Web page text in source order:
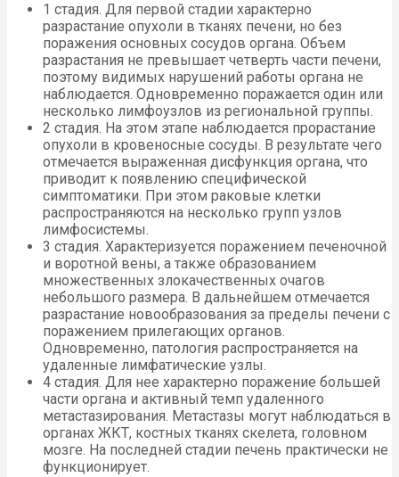
1 стадия. Для первой стадии характерно
разрастание опухоли в тканях печени, но без
поражения основных сосудов органа. Объем
разрастания не превышает четверть части печени,
поэтому видимых нарушений работы органа не
наблюдается. Одновременно поражается один или
несколько лимфоузлов из региональной группы.
2 стадия. На этом этапе наблюдается прорастание
опухоли в кровеносные сосуды. В результате чего
отмечается выраженная дисфункция органа, что
приводит к появлению специфической
симптоматики. При этом раковые клетки
распространяются на несколько групп узлов
лимфосистемы.
3 стадия. Характеризуется поражением печеночной
и воротной вены, а также образованием
множественных злокачественных очагов
небольшого размера. В дальнейшем отмечается
разрастание новообразования за пределы печени с
поражением прилегающих органов.
Одновременно, патология распространяется на
удаленные лимфатические узлы.
4 стадия. Для нее характерно поражение большей
части органа и активный темп удаленного
метастазирования. Метастазы могут наблюдаться в
органах ЖКТ, костных тканях скелета, головном
мозге. На последней стадии печень практически не
функционирует.